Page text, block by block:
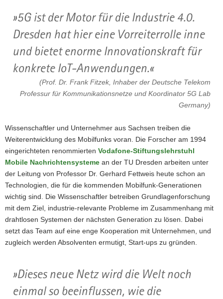
5G ist der Motor für die Industrie 4.0.
Dresden hat hier eine Vorreiterrolle inne
und bietet enorme Innovationskraft für
konkrete IoT-Anwendungen.
(Prof. Dr. Frank Fitzek, Inhaber der Deutsche Telekom
Professur für Kommunikationsnetze und Koordinator 5G Lab
Germany)
Wissenschaftler und Unternehmer aus Sachsen treiben die
Weiterentwicklung des Mobilfunks voran. Die Forscher am 1994
eingerichteten renommierten Vodafone-Stiftungslehrstuhl
Mobile Nachrichtensysteme an der TU Dresden arbeiten unter
der Leitung von Professor Dr. Gerhard Fettweis heute schon an
Technologien, die für die kommenden Mobilfunk-Generationen
wichtig sind. Die Wissenschaftler betreiben Grundlagenforschung
mit dem Ziel, industrie-relevante Probleme im Zusammenhang mit
drahtlosen Systemen der nächsten Generation zu lösen. Dabei
setzt das Team auf eine enge Kooperation mit Unternehmen, und
zugleich werden Absolventen ermutigt, Start-ups zu gründen.
Dieses neue Netz wird die Welt noch
einmal so beeinflussen, wie die